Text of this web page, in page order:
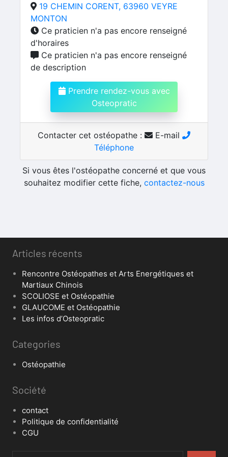
19 CHEMIN CORENT, 63960 VEYRE
MONTON
Ce praticien n'a pas encore renseigné
d'horaires
Ce praticien n'a pas encore renseigné
de description
Prendre rendez-vous avec
Osteopratic
Contacter cet ostéopathe :
E-mail
Téléphone
Si vous êtes l'ostéopathe concerné et que vous
souhaitez modifier cette fiche, contactez-nous
Articles récents
Rencontre Ostéopathes et Arts Energétiques et
Martiaux Chinois
SCOLIOSE et Ostéopathie
GLAUCOME et Ostéopathie
Les infos d’Osteopratic
Categories
Ostéopathie
Société
contact
Politique de confidentialité
CGU